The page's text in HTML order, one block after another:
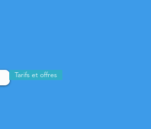
Tarifs et offres